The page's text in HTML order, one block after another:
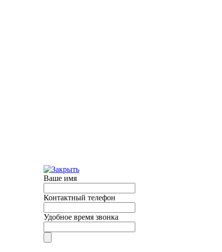
Ваше имя
Контактный телефон
Удобное время звонка